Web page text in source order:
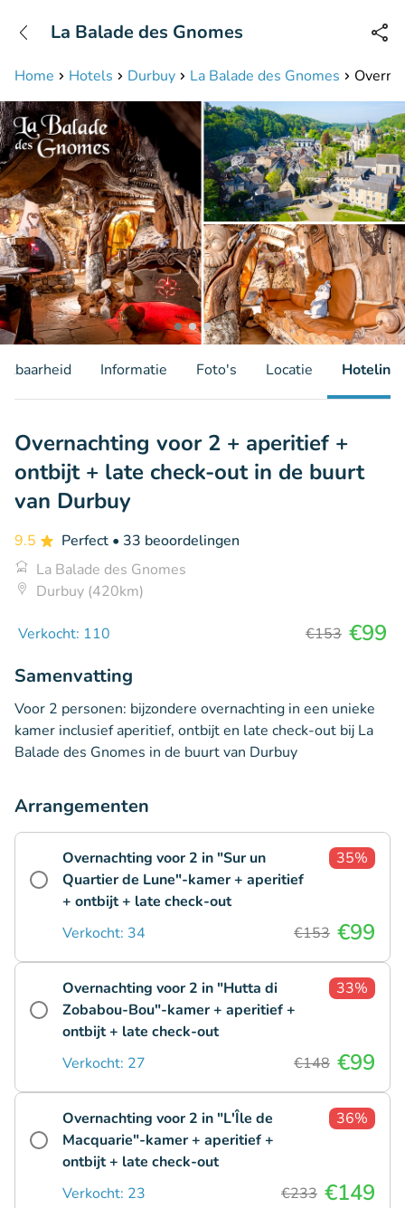
Bereikbaar tot 23:00 uur
Home Hotels Durbuy La Balade des Gnomes
La Balade des Gnomes
Informatie Foto's Locatie Hotelinfo
Overnachting voor 2 + aperitief +
ontbijt + late check-out in de buurt
van Durbuy
9.5 Perfect • 33 beoordelingen
La Balade des Gnomes
Durbuy (420km)
Verkocht: 110 €153 €99
Samenvatting
Voor 2 personen: bijzondere overnachting in een unieke
kamer inclusief aperitief, ontbijt en late check-out bij La
Balade des Gnomes in de buurt van Durbuy
Arrangementen
Overnachting voor 2 in "Sur un
Quartier de Lune"-kamer + aperitief
+ ontbijt + late check-out
35%
Verkocht: 34 €153 €99
Overnachting voor 2 in "Hutta di
Zobabou-Bou"-kamer + aperitief +
ontbijt + late check-out
33%
Verkocht: 27 €148 €99
Overnachting voor 2 in "L'Île de
Macquarie"-kamer + aperitief +
ontbijt + late check-out
36%
Verkocht: 23 €233 €149